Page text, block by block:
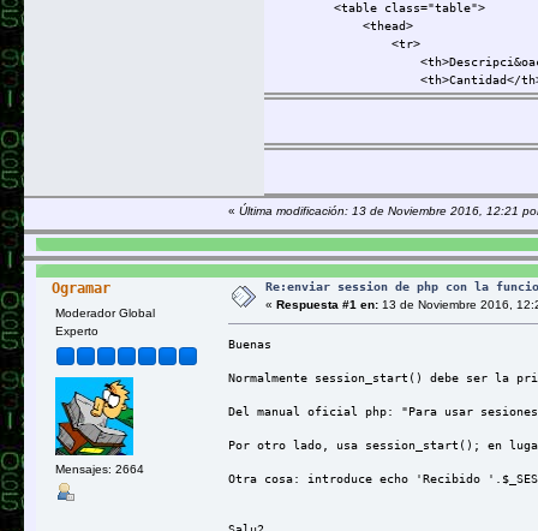
<table class="table">
<thead>
<tr>
<th>Cantidad</
<th>Precio</th>
</tr>
<?php $total = 0;
<tr>
<td>
<td>
<?php echo $detalle['cantidad'];?>
</td>
« Última modificación: 13 de Noviembre 2016, 12:21
Ogramar
Moderador Global
Experto
Mensajes: 2664
Re:enviar session de php con la
« Respuesta #1 en: 13 de Noviembre 2016,
Buenas
Normalmente session_start() debe ser la
Del manual oficial php: "Para usar
Por otro lado, usa session_start(); en
Otra cosa: introduce echo 'Recibido